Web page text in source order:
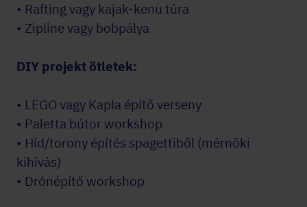
• Rafting vagy kajak-kenu túra
• Zipline vagy bobpálya
DIY projekt ötletek:
• LEGO vagy Kapla építő verseny
• Paletta bútor workshop
• Híd/torony építés spagettiből (mérnöki
kihívás)
• Drónépítő workshop